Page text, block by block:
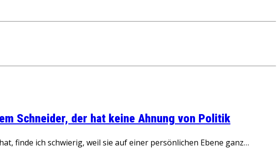
Schneider, der hat keine Ahnung von Politik
finde ich schwierig, weil sie auf einer persönlichen Ebene ganz…